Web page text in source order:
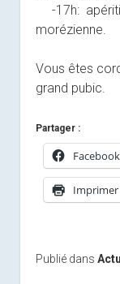
-17h:
morézienne.
Vous êtes
grand pubic.
Partager :
Facebook
Imprimer
Publié dans